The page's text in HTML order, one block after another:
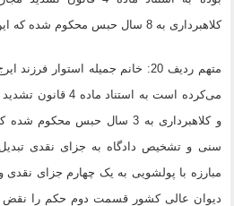
کلاهبرداری به 8 سال حبس محکوم شده که این هم تایید شده است.
متهم ردیف 20: خانم جمیله استوار
می‌کرده است به
و کلاهبرداری به 3 سال حبس
سنی و تشخیص دادگاه به جزای نقدی
مبارزه با پولشویی به یک چهارم جزای
دیوان عالی کشور قسمت دوم حکم را نقض